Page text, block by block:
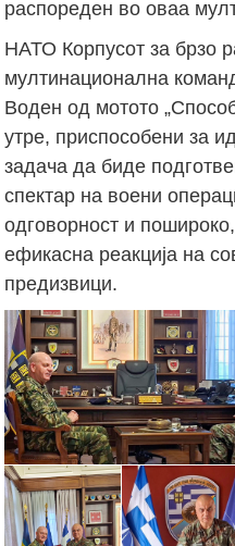
распореден во оваа
НАТО Корпусот за брзо
мултинационална
Воден од мотото
утре, приспособени за
задача да биде
спектар на воени
одговорност и
ефикасна реакција на
предизвици.